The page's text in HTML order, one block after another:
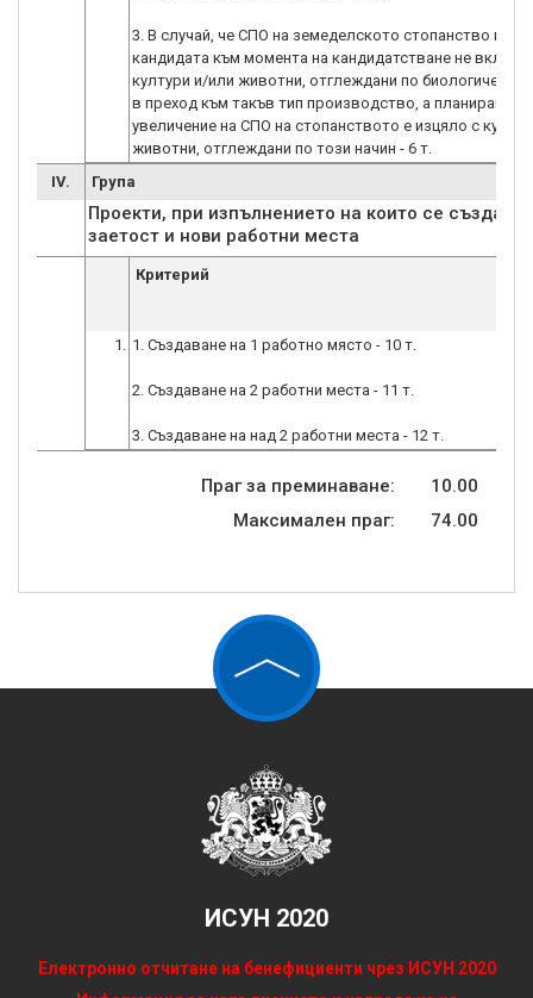
3. В случай, че СПО на земеделското стопанство на
кандидата към момента на кандидатстване не
култури и/или животни, отглеждани по биологичен
в преход към такъв тип производство, а планираното
увеличение на СПО на стопанството е изцяло с
животни, отглеждани по този начин - 6 т.
IV.
Група
Проекти, при изпълнението на които се създават
заетост и нови работни места
Критерий
1. 1. Създаване на 1 работно място - 10 т.
2. Създаване на 2 работни места - 11 т.
3. Създаване на над 2 работни места - 12 т.
10.00
Праг за преминаване:
74.00
Максимален праг:
ИСУН 2020
Електронно отчитане на бенефициенти чрез ИСУН 2020